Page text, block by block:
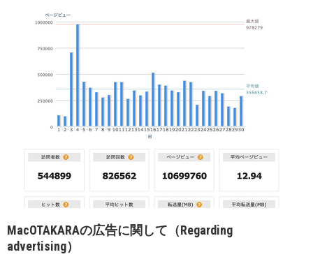
MacOTAKARAの広告に関して（Regarding
advertising）